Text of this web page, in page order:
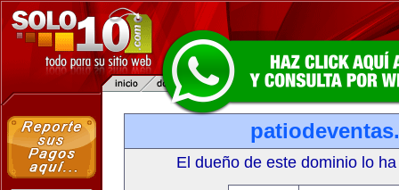
El dueño de este dominio lo